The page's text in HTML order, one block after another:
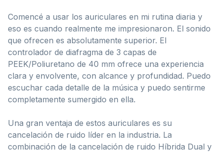
Comencé a usar los auriculares en mi rutina diaria y
eso es cuando realmente me impresionaron. El sonido
que ofrecen es absolutamente superior. El
controlador de diafragma de 3 capas de
PEEK/Poliuretano de 40 mm ofrece una experiencia
clara y envolvente, con alcance y profundidad. Puedo
escuchar cada detalle de la música y puedo sentirme
completamente sumergido en ella.
Una gran ventaja de estos auriculares es su
cancelación de ruido líder en la industria. La
combinación de la cancelación de ruido Híbrida Dual y